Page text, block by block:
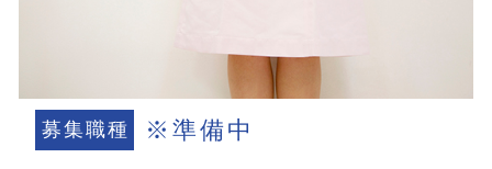
募集職種 ※準備中